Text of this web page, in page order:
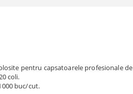
pentru capsatoarele profesionale de
coli.
buc/cut.